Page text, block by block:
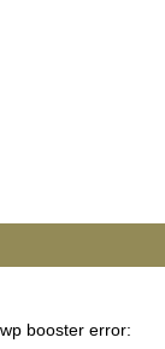
wp booster error: